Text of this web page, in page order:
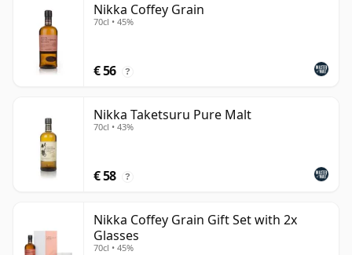
Nikka Coffey Grain
70cl • 45%
€ 56 ?
Nikka Taketsuru Pure Malt
70cl • 43%
€ 58 ?
Nikka Coffey Grain Gift Set with 2x
Glasses
70cl • 45%